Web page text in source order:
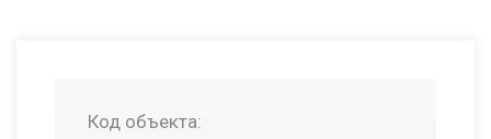
Код объекта: